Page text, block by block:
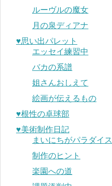
ルーヴルの魔女
月の泉ディアナ
♥︎思い出パレット
エッセイ練習中
バカの系譜
姐さんおしえて
絵画が伝えるもの
♥︎根性の卓球部
♥︎美術制作日記
まいにちがパラダイス
制作のヒント
楽園への道